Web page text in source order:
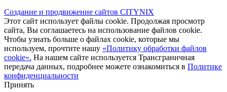
Создание и продвижение сайтов CITYNIX
Этот сайт использует файлы cookie. Продолжая просмотр
сайта, Вы соглашаетесь на использование файлов cookie.
Чтобы узнать больше о файлах cookie, которые мы
используем, прочтите нашу «Политику обработки файлов
cookie». На нашем сайте используется Трансграничная
передача данных, подробнее можете ознакомиться в Политике
конфиденциальности
Принять